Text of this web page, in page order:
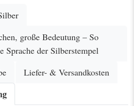
große Bedeutung – So
Sprache der Silberstempel
Liefer- & Versandkosten